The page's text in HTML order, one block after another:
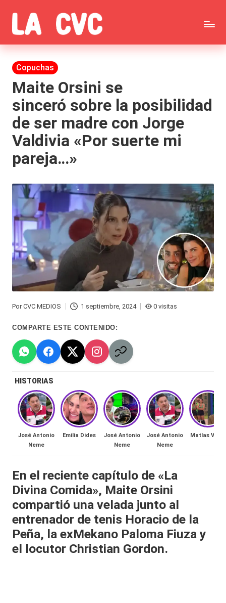
Saltar
al
contenido
C
o
p
u
c
h
a
s
y
F
ar
á
n
d
ul
a
C
hi
le
n
a
🔥
R
al
it
y
s,
T
V
Todas
las
noticias
de
la
farándula,
Realitys,
Brava,
Gran
Hermano
-
Tendencias
-
Exclusivas
-
Tv
y
redes
lacvc.com
Publicada
en
Copuchas
Maite Orsini se
sinceró sobre la posibilidad
de ser madre con Jorge
Valdivia «Por suerte mi
pareja…»
por
PorCVC MEDIOS 1 septiembre, 2024 0 visitas
COMPARTE ESTE CONTENIDO:
HISTORIAS
José Antonio
Neme
Emilia Dides
José Antonio
Neme
José Antonio
Neme
Matías Vega
En el reciente capítulo de «La
Divina Comida», Maite Orsini
compartió una velada junto al
entrenador de tenis Horacio de la
Peña, la exMekano Paloma Fiuza y
el locutor Christian Gordon.